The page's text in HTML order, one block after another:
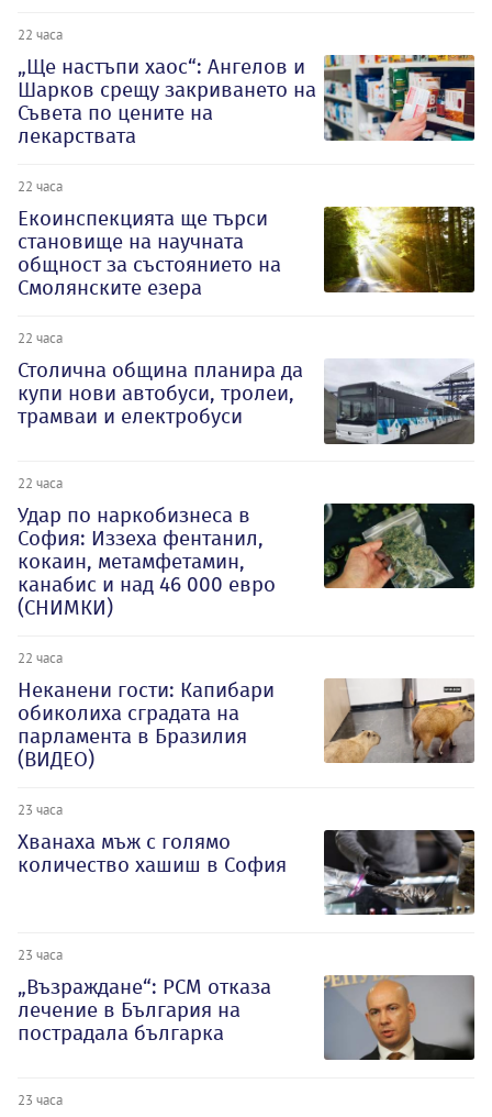
22 часа
„Ще настъпи хаос“: Ангелов и
Шарков срещу закриването на
Съвета по цените на
лекарствата
22 часа
Екоинспекцията ще търси
становище на научната
общност за състоянието на
Смолянските езера
22 часа
Столична община планира да
купи нови автобуси, тролеи,
трамваи и електробуси
22 часа
Удар по наркобизнеса в
София: Иззеха фентанил,
кокаин, метамфетамин,
канабис и над 46 000 евро
(СНИМКИ)
22 часа
Неканени гости: Капибари
обиколиха сградата на
парламента в Бразилия
(ВИДЕО)
23 часа
Хванаха мъж с голямо
количество хашиш в София
23 часа
„Възраждане“: РСМ отказа
лечение в България на
пострадала българка
23 часа